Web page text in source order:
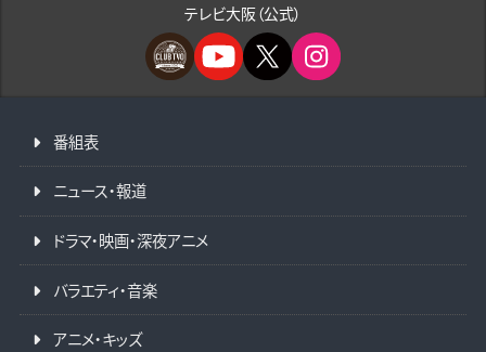
テレビ大阪（公式）
番組表
ニュース・報道
ドラマ・映画・深夜アニメ
バラエティ・音楽
アニメ・キッズ